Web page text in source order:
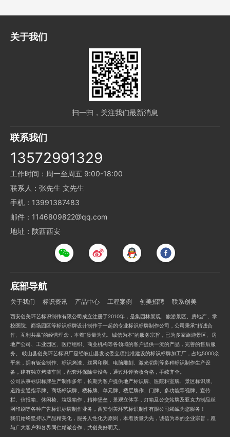
关于我们
扫一扫，关注我们最新消息
联系我们
13572991329
工作时间：周一至周五 9:00-18:00
联系人：张先生 文先生
手机：13991387483
邮件：1146809822@qq.com
地址：陕西西安
底部导航
关于我们 标识资讯 产品中心 工程案例 创美招聘 联系创美
西安创美环艺标识制作有限公司成立注册于2010年，是集园林景观、旅游景区、房地产、学
校医院、商场园区等标识标牌设计制作于一起的专业标识标牌制作公司，公司秉承“精诚合
作、互利共赢”的经营理念，本着“质量为先、诚信为本”的服务宗旨，已为多家旅游景区、房
地产公司、工业园区、医疗组织、商业机构等各领域的客户提供一流的产品，完善的售后服
务。 岐山县创美环艺标识厂是经岐山县发改委立项批准建设的标识标牌加工厂，占地5000余
平米，拥有钣金制作、标识烤漆、丝网印刷、电脑雕刻、激光切割等多种标识制作生产设
备，建有独立烤漆车间，配套环保除尘设备，通过环评验收合格，手续齐全。
公司从事标识标牌生产制作多年，长期为客户提供地产标识牌、医院科室牌、景区标识牌、
道路交通指示牌、商场标识牌、楼栋牌、单元牌、楼层牌作、门牌、多功能导视牌、宣传
栏、信报箱、休闲椅、垃圾箱作，精神堡垒，景观立体字，灯箱及公交站牌及亚克力制品丝
网印刷等各种广告标识标牌制作业务，西安创美环艺标识制作有限公司竭诚为您服务！
我们始终坚持以产品精美化，服务人性化为原则，本着质量为先，诚信为本的企业宗旨，愿
与广大客户和各界同仁精诚合作，共创美好明天。